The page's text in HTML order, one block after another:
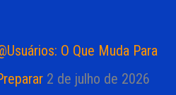
O Que Muda Para
2 de julho de 2026